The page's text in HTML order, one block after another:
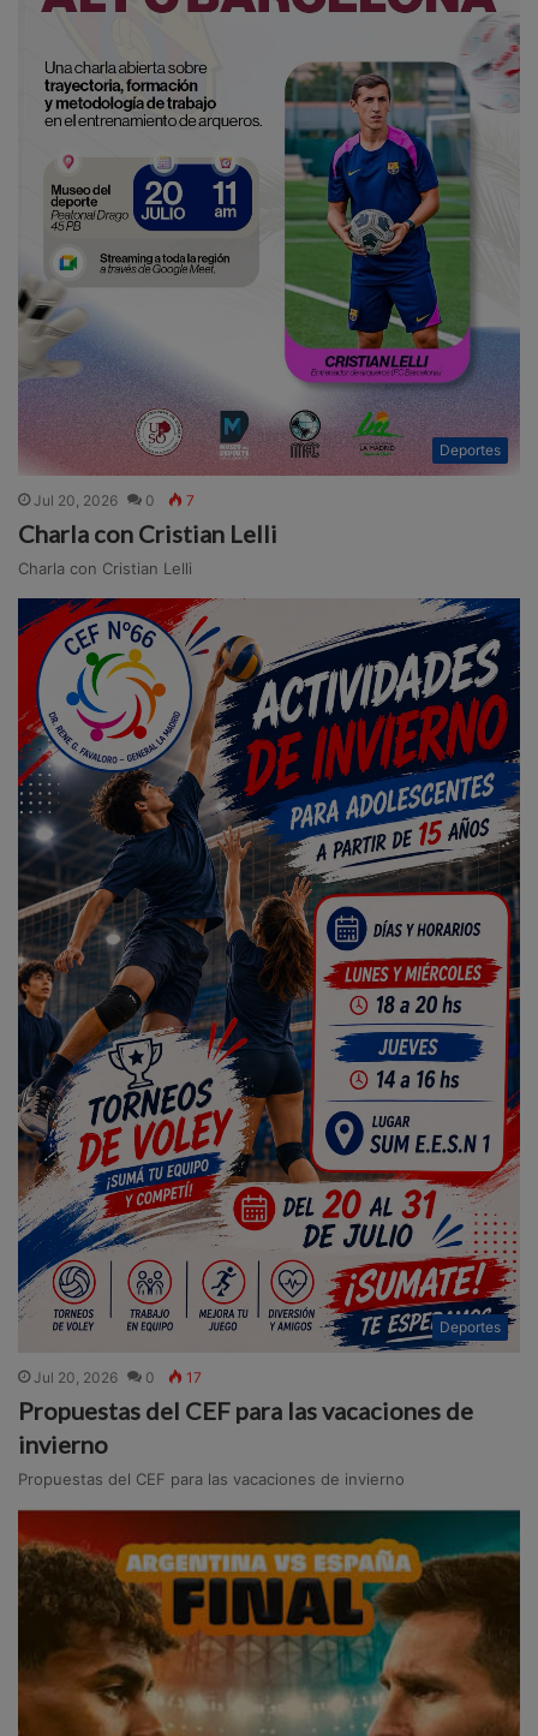
Deportes
Jul 20, 2026 0 7
Charla con Cristian Lelli
Charla con Cristian Lelli
Deportes
Jul 20, 2026 0 17
Propuestas del CEF para las vacaciones de
invierno
Propuestas del CEF para las vacaciones de invierno